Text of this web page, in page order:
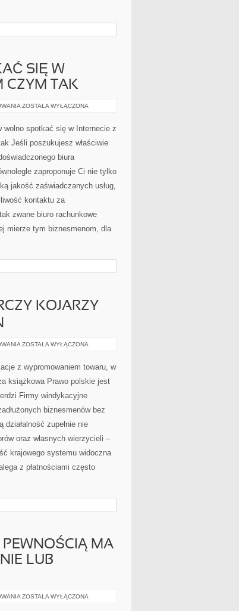
SIĘ W
CZYM TAK
WIELOKROTNIE
W
Z
PYTANIEM
TAK
ZOSTAŁA WYŁĄCZONA
wolno spotkać się w Internecie z
Jeśli poszukujesz właściwie
biura
zaproponuje Ci nie tylko
jakość zaświadczanych usług,
kontaktu za
zwane biuro rachunkowe
mierze tym biznesmenom, dla
KOJARZY
WIDOCZNY
SIĘ
CIĄGŁYM
CEN
ZOSTAŁA WYŁĄCZONA
z wypromowaniem towaru, w
książkowa Prawo polskie jest
Firmy windykacyjne
biznesmenów bez
działalność zupełnie nie
oraz własnych wierzycieli –
krajowego systemu widoczna
z płatnościami często
PEWNOŚCIĄ MA
LUB
POCZUCIE
ZOSTAŁA WYŁĄCZONA